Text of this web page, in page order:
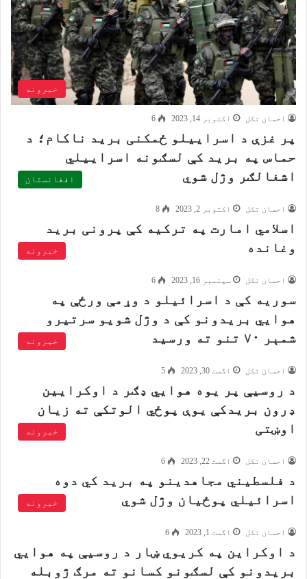
خبرونه
احسان تکل اکتوبر 14, 2023 6
پر غزې د اسراییلو ځمکنی برید ناکام؛ د
حماس په برید کې لسګونه اسراییلي
اشغالګر وژل شوي
افغانستان
احسان تکل اکتوبر 2, 2023 8
اسلامي امارت په ترکیه کې پرونی برید
وغانده
خبرونه
احسان تکل سپتمبر 16, 2023 6
سوریه کې د اسرائیلو د وړمې ورځې په
هوایي بریدونو کې د وژل شویو سرتیرو
شمېر ۷۰ تنو ته ورسید
خبرونه
احسان تکل اگست 30, 2023 5
د روسیې پر یوه هوايي ډګر د اوکرایین
ډرون بریدکې یوې پوځي الوتکې ته زیان
اوښتی
خبرونه
احسان تکل اگست 22, 2023 6
د فلسطیني مجاهدینو په برید کي دوه
اسرائیلي پوځیان وژل شوي
خبرونه
احسان تکل اگست 1, 2023 6
د اوکراین په کریوي ښار د روسیې په هوایي
بریدونو کې لسګونو کسانو ته مرګ ژوبله